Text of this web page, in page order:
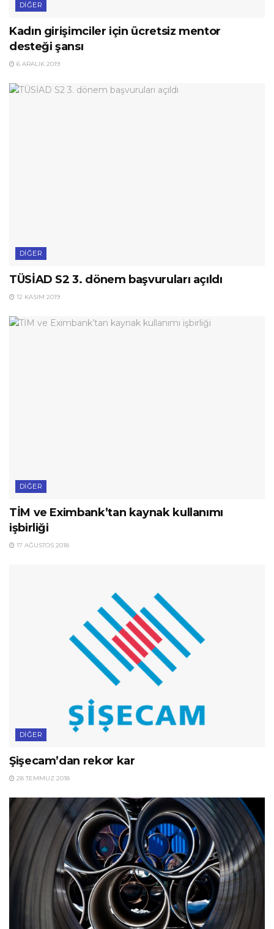
DIĞER
Kadın girişimciler için ücretsiz mentor
desteği şansı
6 ARALIK 2019
DIĞER
TÜSİAD S2 3. dönem başvuruları açıldı
12 KASIM 2019
DIĞER
TİM ve Eximbank’tan kaynak kullanımı
işbirliği
17 AĞUSTOS 2018
DIĞER
Şişecam’dan rekor kar
28 TEMMUZ 2018